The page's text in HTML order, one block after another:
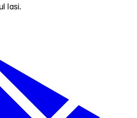
Iasi.